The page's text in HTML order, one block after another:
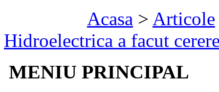
Acasa > Articole
Hidroelectrica a facut
MENIU PRINCIPAL